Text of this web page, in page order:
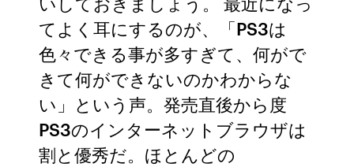
てよく耳にするのが、「PS3は
色々できる事が多すぎて、何がで
きて何ができないのかわからな
い」という声。発売直後から度
PS3のインターネットブラウザは
割と優秀だ。ほとんどの